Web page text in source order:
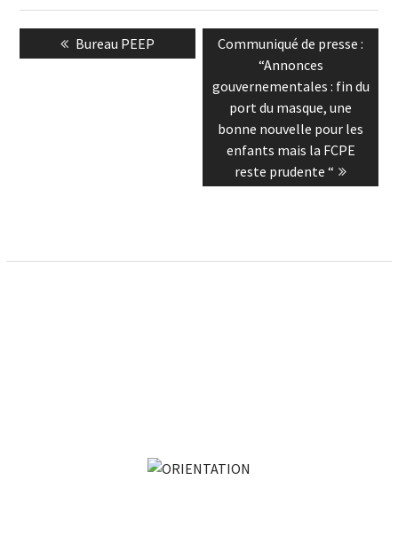
Navigation
Previous
post:
Bureau PEEP
Next
Communiqué de presse :
“Annonces
gouvernementales : fin du
port du masque, une
bonne nouvelle pour les
enfants mais la FCPE
reste prudente “